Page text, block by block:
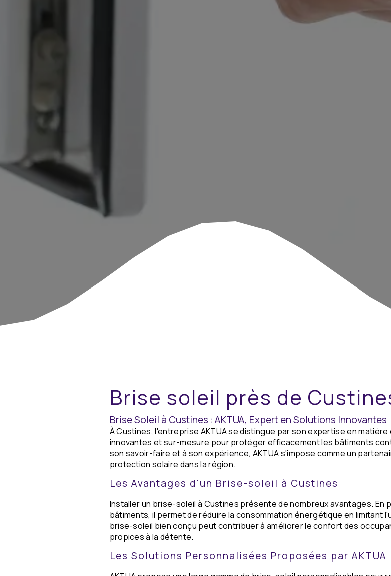
Brise soleil près de
Brise Soleil à Custines : AKTUA, Expert en Solutions Innovantes
À Custines, l'entreprise AKTUA se distingue par son expertise en
innovantes et sur-mesure pour protéger efficacement les bâtiments
son savoir-faire et à son expérience, AKTUA s'impose comme un
protection solaire dans la région.
Les Avantages d'un Brise-soleil à Custines
Installer un brise-soleil à Custines présente de nombreux avantages. En
bâtiments, il permet de réduire la consommation énergétique en limitant
brise-soleil bien conçu peut contribuer à améliorer le confort des
propices à la détente.
Les Solutions Personnalisées Proposées par AKTUA